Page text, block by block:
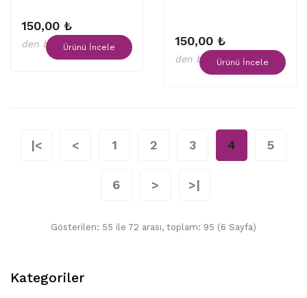
Kategoriler
150,00 ₺
den başlayan fiyatlar
Ürünü İncele 150,00 ₺
den başlayan fiyatlar
Ürünü İncele
|< < 1 2 3 4 5
6 > >|
Gösterilen: 55 ile 72 arası, toplam: 95 (6 Sayfa)